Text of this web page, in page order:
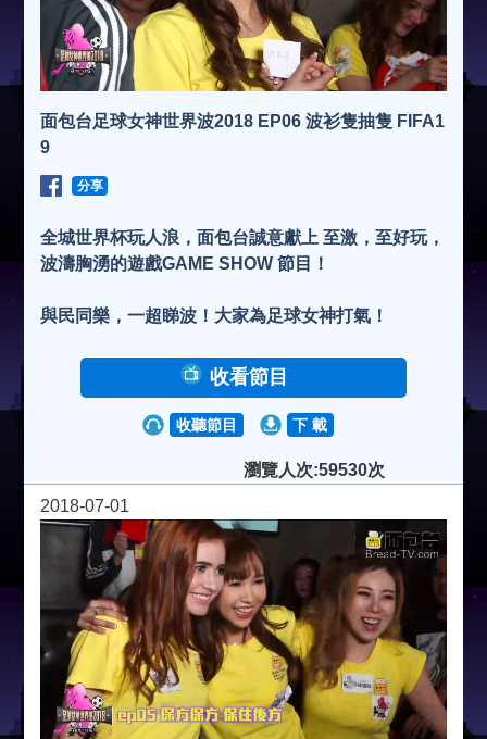
面包台足球女神世界波2018 EP06 波衫隻抽隻 FIFA1
9
分享
全城世界杯玩人浪，面包台誠意獻上 至激，至好玩，
波濤胸湧的遊戲GAME SHOW 節目！
與民同樂，一超睇波！大家為足球女神打氣！
收看節目
收聽節目 下 載
瀏覽人次:59530次
2018-07-01